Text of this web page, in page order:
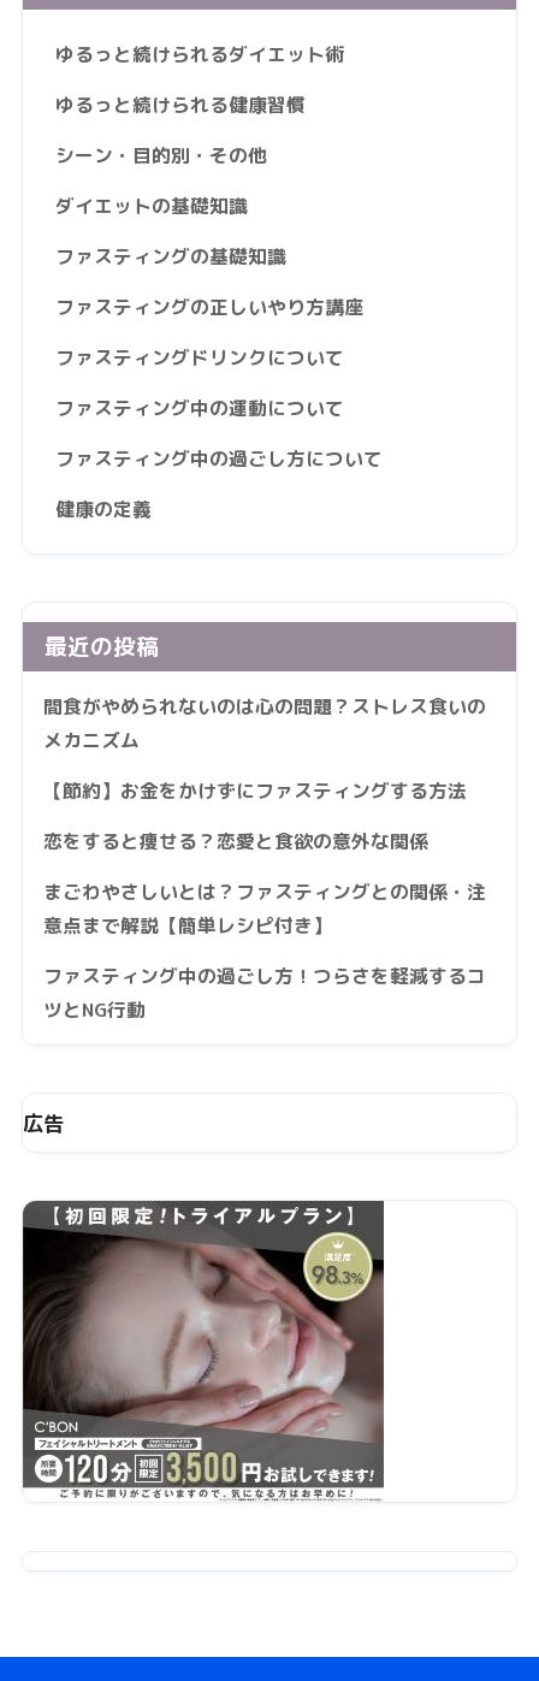
ゆるっと続けられるダイエット術
ゆるっと続けられる健康習慣
シーン・目的別・その他
ダイエットの基礎知識
ファスティングの基礎知識
ファスティングの正しいやり方講座
ファスティングドリンクについて
ファスティング中の運動について
ファスティング中の過ごし方について
健康の定義
最近の投稿
間食がやめられないのは心の問題？ストレス食いの
メカニズム
【節約】お金をかけずにファスティングする方法
恋をすると痩せる？恋愛と食欲の意外な関係
まごわやさしいとは？ファスティングとの関係・注
意点まで解説【簡単レシピ付き】
ファスティング中の過ごし方！つらさを軽減するコ
ツとNG行動
広告